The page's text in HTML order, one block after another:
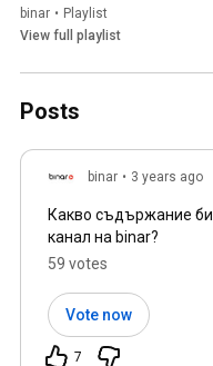
binar • Playlist
View full playlist
Posts
binar • 3 years ago
Какво съдържание
канал на binar?
59 votes
Vote now
7